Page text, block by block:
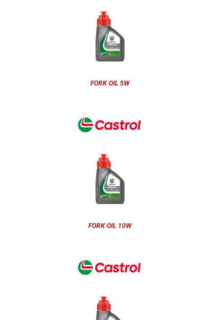
FORK OIL 5W
FORK OIL 10W